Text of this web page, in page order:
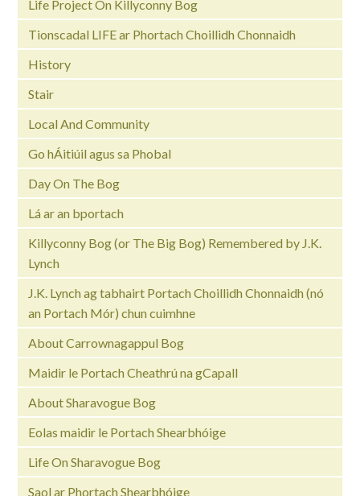
Life Project On Killyconny Bog
Tionscadal LIFE ar Phortach Choillidh Chonnaidh
History
Stair
Local And Community
Go hÁitiúil agus sa Phobal
Day On The Bog
Lá ar an bportach
Killyconny Bog (or The Big Bog) Remembered by J.K.
Lynch
J.K. Lynch ag tabhairt Portach Choillidh Chonnaidh (nó
an Portach Mór) chun cuimhne
About Carrownagappul Bog
Maidir le Portach Cheathrú na gCapall
About Sharavogue Bog
Eolas maidir le Portach Shearbhóige
Life On Sharavogue Bog
Saol ar Phortach Shearbhóige